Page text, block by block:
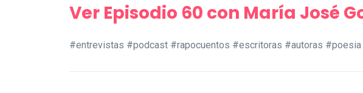
Ver Episodio 60 con María José
#entrevistas #podcast #rapocuentos #escritoras #autoras